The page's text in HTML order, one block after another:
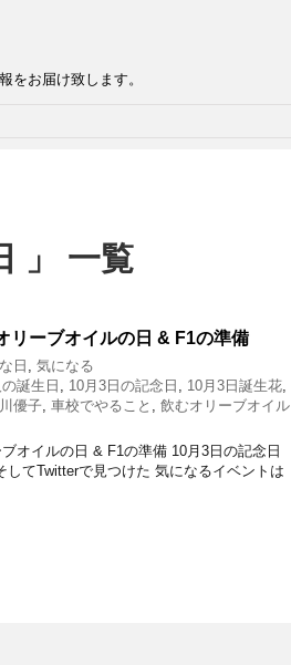
をお届け致します。
」 一覧
リーブオイルの日 & F1の準備
日 , 気になる
誕生日 , 10月3日の記念日 , 10月3日誕生花,
優子, 車校でやること , 飲むオリーブオイル
オイルの日 & F1の準備 10月3日の記念日
てTwitterで見つけた 気になるイベントは